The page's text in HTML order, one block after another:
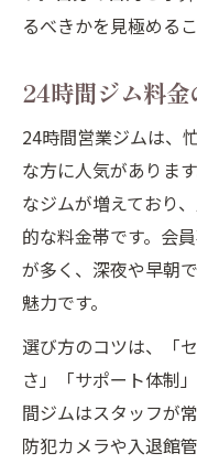
るべきかを見極める
24時間ジム料
24時間営業ジムは、
な方に人気がありま
なジムが増えており
的な料金帯です。会
が多く、深夜や早朝
魅力です。
選び方のコツは、「
さ」「サポート体制
間ジムはスタッフが
防犯カメラや入退館